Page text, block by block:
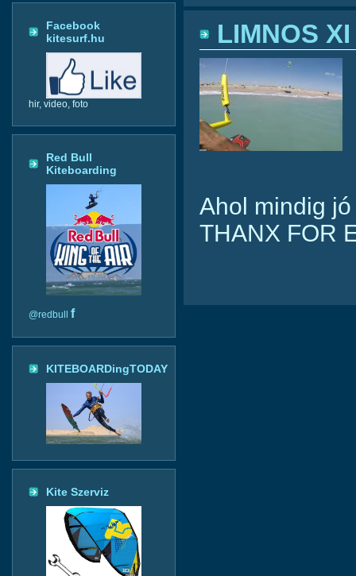
Facebook
kitesurf.hu
hir, video, foto
Red Bull
Kiteboarding
@redbull f
KITEBOARDingTODAY
Kite Szerviz
LIMNOS
Ahol mindig
THANX FOR